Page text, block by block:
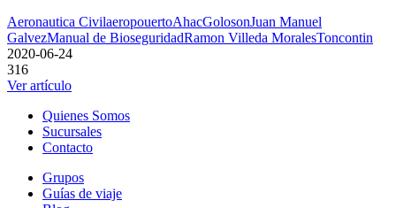
Aeronautica CivilaeropouertoAhacGolosonJuan Manuel
GalvezManual de BioseguridadRamon Villeda MoralesToncontin
2020-06-24
316
Ver artículo
Quienes Somos
Sucursales
Contacto
Grupos
Guías de viaje